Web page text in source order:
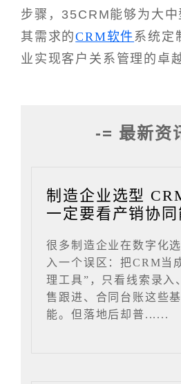
步骤，35CRM能够为大
其需求的CRM软件 系统定
业实现客户关系管理的卓
-= 最新资
制造企业选型
一定要看产销协同
很多制造企业在数字化
入一个误区：把CRM当
理工具”，只看线索录入
售跟进、合同台账这些
能。但落地后却普......